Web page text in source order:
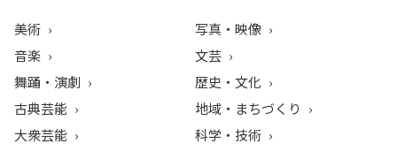
美術
音楽
舞踊・演劇
古典芸能
大衆芸能
写真・映像
文芸
歴史・文化
地域・まちづくり
科学・技術